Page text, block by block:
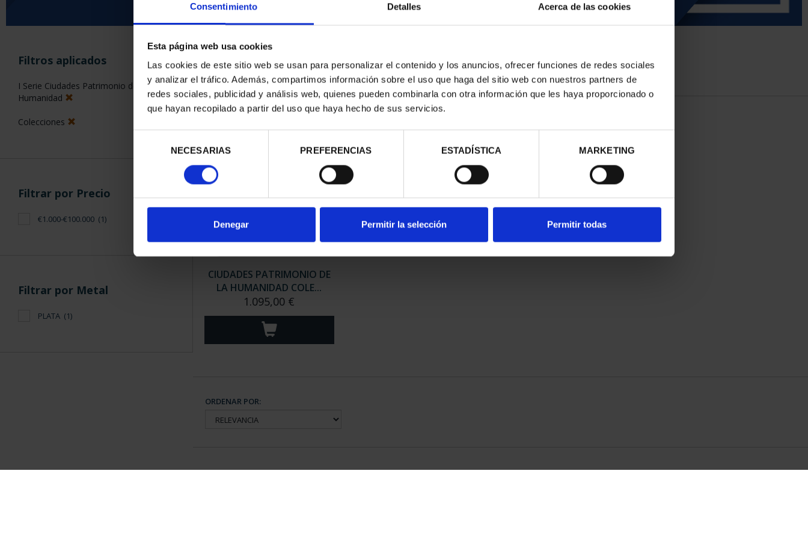
Consentimiento Detalles Acerca de las cookies
Esta página web usa cookies
Las cookies de este sitio web se usan para personalizar el contenido y los anuncios, ofrecer funciones de redes sociales
y analizar el tráfico. Además, compartimos información sobre el uso que haga del sitio web con nuestros partners de
redes sociales, publicidad y análisis web, quienes pueden combinarla con otra información que les haya proporcionado o
que hayan recopilado a partir del uso que haya hecho de sus servicios.
consentimiento
NECESARIAS PREFERENCIAS ESTADÍSTICA MARKETING
Denegar Permitir la selección Permitir todas
Filtros aplicados
I Serie Ciudades Patrimonio de la
Humanidad
Colecciones
Filtrar por Precio
€1.000-€100.000 (1)
Filtrar por Metal
PLATA (1)
ORDENAR POR:
1 Productos encontrados
CIUDADES PATRIMONIO DE
LA HUMANIDAD COLE...
1.095,00 €
ORDENAR POR: